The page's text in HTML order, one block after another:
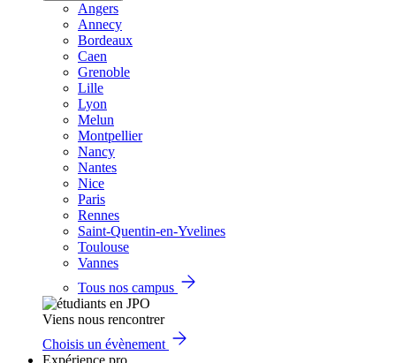
Angers
Annecy
Bordeaux
Caen
Grenoble
Lille
Lyon
Melun
Montpellier
Nancy
Nantes
Nice
Paris
Rennes
Saint-Quentin-en-Yvelines
Toulouse
Vannes
Tous nos campus
Viens nous rencontrer
Choisis un évènement
Expérience pro